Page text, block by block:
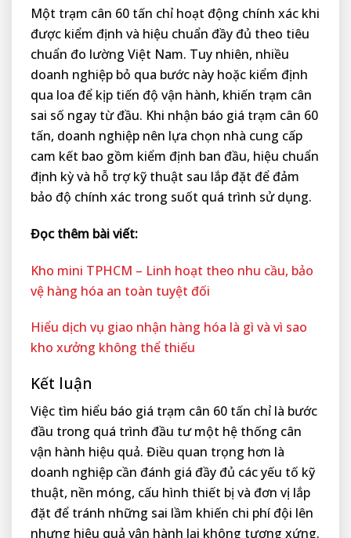
Một trạm cân 60 tấn chỉ hoạt động chính xác khi
được kiểm định và hiệu chuẩn đầy đủ theo tiêu
chuẩn đo lường Việt Nam. Tuy nhiên, nhiều
doanh nghiệp bỏ qua bước này hoặc kiểm định
qua loa để kịp tiến độ vận hành, khiến trạm cân
sai số ngay từ đầu. Khi nhận báo giá trạm cân 60
tấn, doanh nghiệp nên lựa chọn nhà cung cấp
cam kết bao gồm kiểm định ban đầu, hiệu chuẩn
định kỳ và hỗ trợ kỹ thuật sau lắp đặt để đảm
bảo độ chính xác trong suốt quá trình sử dụng.
Đọc thêm bài viết:
Kho mini TPHCM – Linh hoạt theo nhu cầu, bảo
vệ hàng hóa an toàn tuyệt đối
Hiểu dịch vụ giao nhận hàng hóa là gì và vì sao
kho xưởng không thể thiếu
Kết luận
Việc tìm hiểu báo giá trạm cân 60 tấn chỉ là bước
đầu trong quá trình đầu tư một hệ thống cân
vận hành hiệu quả. Điều quan trọng hơn là
doanh nghiệp cần đánh giá đầy đủ các yếu tố kỹ
thuật, nền móng, cấu hình thiết bị và đơn vị lắp
đặt để tránh những sai lầm khiến chi phí đội lên
nhưng hiệu quả vận hành lại không tương xứng.